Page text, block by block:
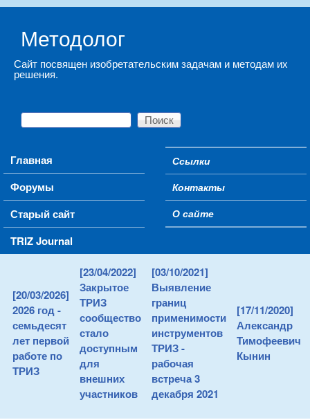
Методолог
Сайт посвящен изобретательским задачам и методам их
решения.
Форма поиска
Поиск
Main menu
Главная
Форумы
Старый сайт
TRIZ Journal
Secondary menu
Ссылки
Контакты
О сайте
[20/03/2026]
2026 год -
семьдесят
лет первой
работе по
ТРИЗ
[23/04/2022]
Закрытое
ТРИЗ
сообщество
стало
доступным
для
внешних
участников
[03/10/2021]
Выявление
границ
применимости
инструментов
ТРИЗ -
рабочая
встреча 3
декабря 2021
[17/11/2020]
Александр
Тимофеевич
Кынин